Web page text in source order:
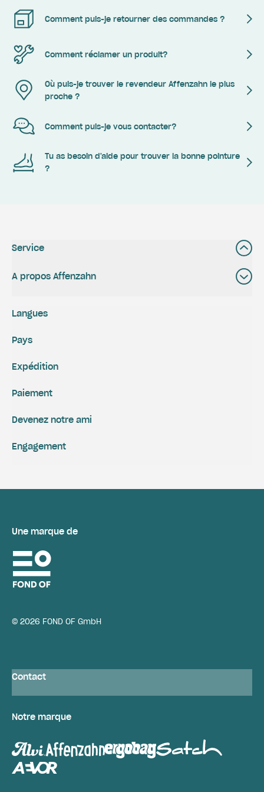
Comment puis-je retourner des commandes ?
Comment réclamer un produit?
Où puis-je trouver le revendeur Affenzahn le plus
proche ?
Comment puis-je vous contacter?
Tu as besoin d'aide pour trouver la bonne pointure
?
Service
A propos Affenzahn
Expédition
Paiement
Engagement
Devenez notre ami
Langues
Pays
Une marque de
© 2026 FOND OF GmbH
Contact
Notre marque